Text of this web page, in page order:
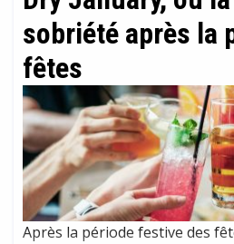
sobriété après la
fêtes
Après la période festive des